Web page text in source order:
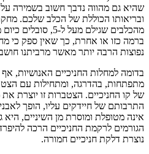
שהיא גם מהווה נדבך חשוב בשמירה על
מהכלבים שגילם מעל
ברמה כזו או אחרת, כך שאין ספק כי
נפוצות הרבה יותר מאשר מרביתנו
בדומה למחלות החניכיים האנושיות,
מתפתחות, בהדרגה, ומתחילות עם
של קו החניכיים. הצטברות זו יוצרת
התרבותם של חיידקים עליו, הופך
אינה מטופלת ומוסרת מן השיניים, היא
הגורמים לרקמת החניכיים הרכה
נוצרת דלקת חניכיים חמורה.